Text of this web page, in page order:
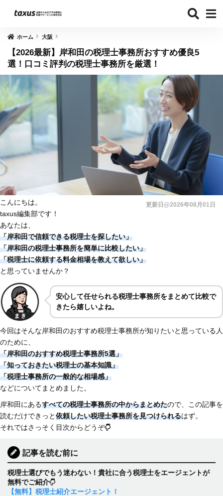
ホーム 大阪
【2026最新】岸和田の税理士事務所おすすめ優良5
選！口コミ評判の税理士事務所を厳選！
更新日@2026年08月01日
こんにちは。
taxus編集部です！
あなたは、
「岸和田で信頼できる税理士を探したい」
「岸和田の税理士事務所を簡単に比較したい」
「税理士に依頼する料金相場を教えて欲しい」
と思っていませんか？
安心して任せられる税理士事務所をまとめて比較で
きたら嬉しいよね。
今回はそんな岸和田のおすすめ税理士事務所が知りたいと思っている人
のために、
「岸和田のおすすめ税理士事務所5選」
「知っておきたい税理士の基本知識」
「税理士事務所の一般的な相場感」
などについてまとめました。
岸和田にあるすべての税理士事務所の中からまとめたので、この記事を
読むだけできっと依頼したい税理士事務所を見つけられるはず。
それではさっそく目次からどうぞ
記事を読む前に
税理士選びでもう迷わない！貴社に合う税理士をエージェントが
無料でご紹介
【無料】税理士紹介エージェント！